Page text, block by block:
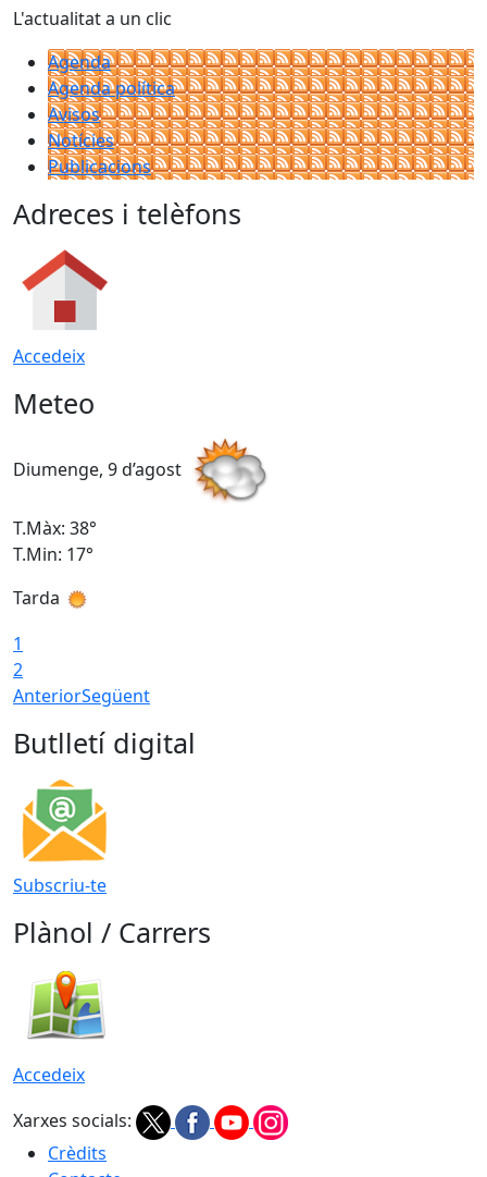
L'actualitat a un clic
Agenda
Agenda política
Avisos
Notícies
Publicacions
Adreces i telèfons
Accedeix
Meteo
Diumenge, 9 d’agost
T.Màx: 38°
T.Min: 17°
Tarda
1
2
AnteriorSegüent
Butlletí digital
Subscriu-te
Plànol / Carrers
Accedeix
Xarxes socials:
Crèdits